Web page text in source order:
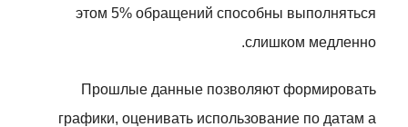
этом 5% обращений способны выполняться
слишком медленно.
Прошлые данные позволяют формировать
графики, оценивать использование по датам а